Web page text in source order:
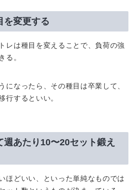
を変更する
レは種目を変えることで、負荷の強
る。
になったら、その種目は卒業して、
行するといい。
あたり10〜20セット鍛え
ほどいい、といった単純なものでは